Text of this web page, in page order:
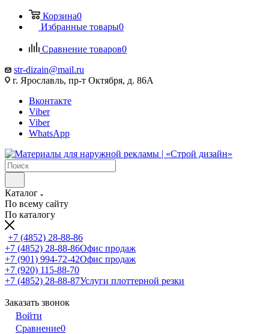
Корзина0
Избранные товары0
Сравнение товаров0
str-dizain@mail.ru
г. Ярославль, пр-т Октября, д. 86А
Вконтакте
Viber
Viber
WhatsApp
Каталог
По всему сайту
По каталогу
+7 (4852) 28-88-86
+7 (4852) 28-88-86Офис продаж
+7 (901) 994-72-42Офис продаж
+7 (920) 115-88-70
+7 (4852) 28-88-87Услуги плоттерной резки
Заказать звонок
Войти
Сравнение0